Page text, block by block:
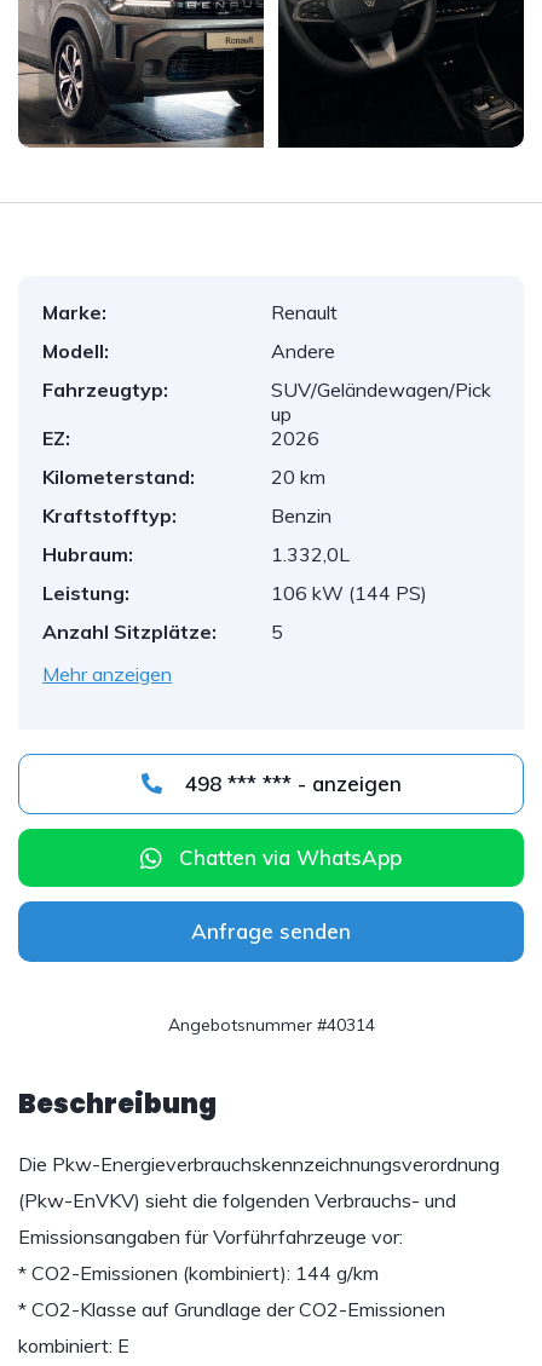
Marke:
Renault
Modell:
Andere
Fahrzeugtyp:
SUV/Geländewagen/Pick
up
EZ:
2026
Kilometerstand:
20 km
Kraftstofftyp:
Benzin
Hubraum:
1.332,0L
Leistung:
106 kW (144 PS)
Anzahl Sitzplätze:
5
Mehr anzeigen
498 *** *** - anzeigen
Chatten via WhatsApp
Anfrage senden
Angebotsnummer #40314
Beschreibung
Die Pkw-Energieverbrauchskennzeichnungsverordnung
(Pkw-EnVKV) sieht die folgenden Verbrauchs- und
Emissionsangaben für Vorführfahrzeuge vor:
* CO2-Emissionen (kombiniert): 144 g/km
* CO2-Klasse auf Grundlage der CO2-Emissionen
kombiniert: E